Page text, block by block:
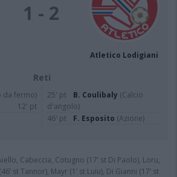
1 - 2
Atletico Lodigiani
Reti
da fermo)
12' pt
25' pt B. Coulibaly (Calcio
d'angolo)
46' pt
F. Esposito (Azione)
Cabeccia, Cotugno (17’ st Di Paolo), Loru,
st Tannor), Mayr (1’ st Luiu), Di Gianni (17’ st